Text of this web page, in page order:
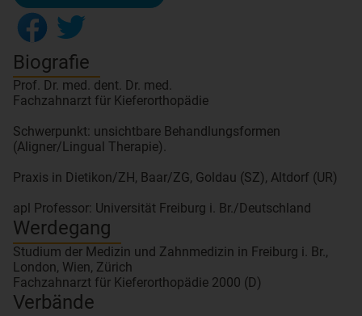
Biografie
Prof. Dr. med. dent. Dr. med.
Fachzahnarzt für Kieferorthopädie
Schwerpunkt: unsichtbare Behandlungsformen
(Aligner/Lingual Therapie).
Praxis in Dietikon/ZH, Baar/ZG, Goldau (SZ), Altdorf (UR)
Werdegang
Studium der Medizin und Zahnmedizin in Freiburg i. Br.,
London, Wien, Zürich
Fachzahnarzt für Kieferorthopädie 2000 (D)
Verbände